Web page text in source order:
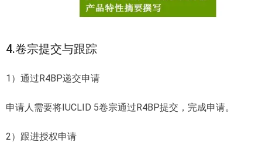
4.卷宗提交与跟踪
1）通过R4BP递交申请
申请人需要将IUCLID 5卷宗通过R4BP提交，完成申请。
2）跟进授权申请